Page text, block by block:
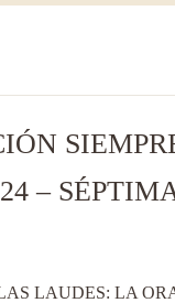
–
LAUDES: LA